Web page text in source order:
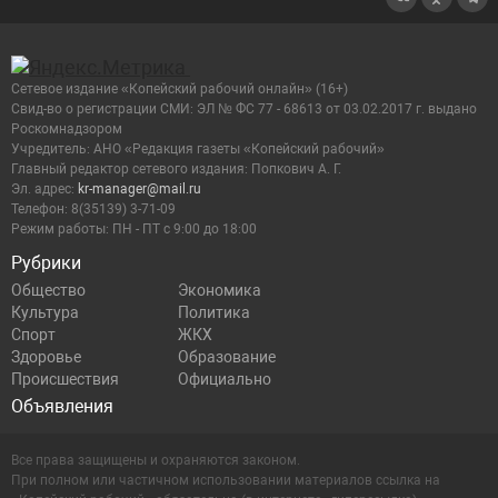
Рубрики
Общество
Экономика
Культура
Политика
Спорт
ЖКХ
Здоровье
Образование
Происшествия
Официально
Объявления
Сетевое издание «Копейский рабочий онлайн» (16+)
Cвид-во о регистрации СМИ: ЭЛ № ФС 77 - 68613 от 03.02.2017 г. выдано
Роскомнадзором
Учредитель: АНО «Редакция газеты «Копейский рабочий»
Главный редактор сетевого издания: Попкович А. Г.
Эл. адрес: kr-manager@mail.ru
Телефон: 8(35139) 3-71-09
Режим работы: ПН - ПТ с 9:00 до 18:00
Все права защищены и охраняются законом.
При полном или частичном использовании материалов ссылка на